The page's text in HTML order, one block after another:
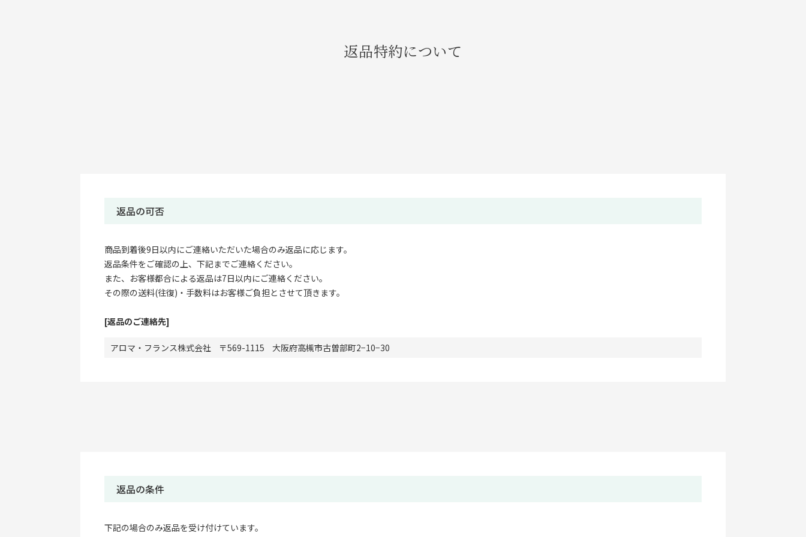
返品特約について
返品の可否
商品到着後9日以内にご連絡いただいた場合のみ返品に応じます。
返品条件をご確認の上、下記までご連絡ください。
また、お客様都合による返品は7日以内にご連絡ください。
その際の送料(往復)・手数料はお客様ご負担とさせて頂きます。
[返品のご連絡先]
アロマ・フランス株式会社 569-1115 大阪府高槻市古曽部町2−10−30
返品の条件
下記の場合のみ返品を受け付けています。